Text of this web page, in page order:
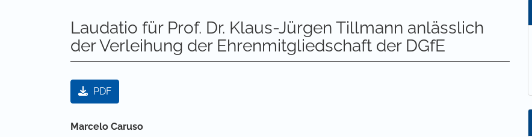
Laudatio für Prof. Dr. Klaus-Jürgen Tillmann anlässlich
der Verleihung der Ehrenmitgliedschaft der DGfE
Artikel-Sidebar
PDF
Hauptsächlicher Artikelinhalt
Marcelo Caruso